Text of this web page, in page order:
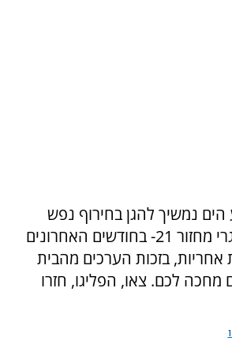
נמשיך להגן בחירוף נפש
ולפעול בעוז רוח, עד שנחזיר את השקט והביטחון למדינת ישראל. בוגרי מחזור 21- בחודשים האחרונים
בזכות הערכים מהבית
לכם. צאו, הפליגו, חזרו